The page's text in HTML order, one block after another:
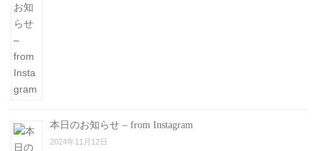
本日のお知らせ – from Instagram
2024年11月12日